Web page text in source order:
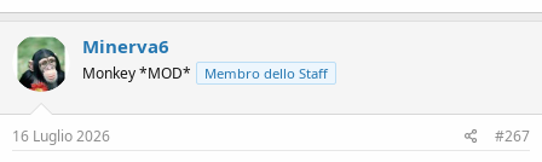
Minerva6
Monkey *MOD* Membro dello Staff
16 Luglio 2026 #267